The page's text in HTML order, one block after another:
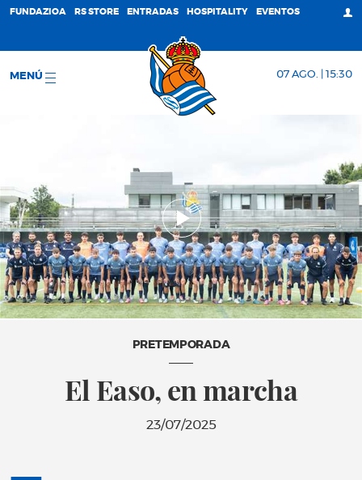
FUNDAZIOA RS STORE ENTRADAS HOSPITALITY EVENTOS
MENÚ 07 AGO. | 15:30
PRETEMPORADA
El Easo, en marcha
23/07/2025